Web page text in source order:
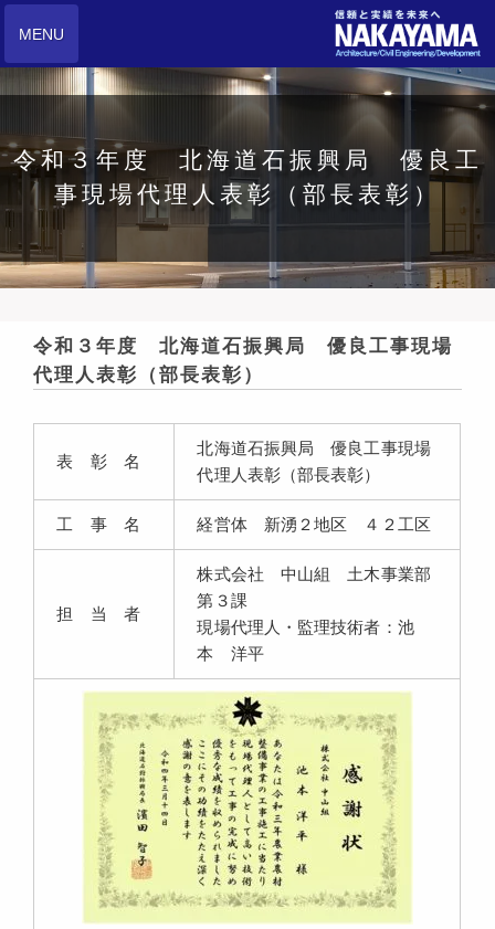
MENU
令和３年度 北海道石振興局 優良工
事現場代理人表彰（部長表彰）
令和３年度 北海道石振興局 優良工事現場
代理人表彰（部長表彰）
表 彰 名
北海道石振興局 優良工事現場
代理人表彰（部長表彰）
工 事 名 経営体 新湧２地区 ４２工区
担 当 者
株式会社 中山組 土木事業部
第３課
現場代理人・監理技術者：池
本 洋平